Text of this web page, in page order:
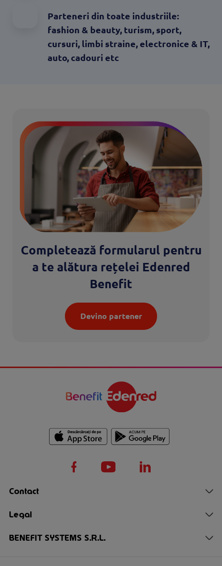
Parteneri din toate industriile:
fashion & beauty, turism, sport,
cursuri, limbi straine, electronice & IT,
auto, cadouri etc
Completează formularul pentru
a te alătura rețelei Edenred
Benefit
Devino partener
Contact
Legal
BENEFIT SYSTEMS S.R.L.